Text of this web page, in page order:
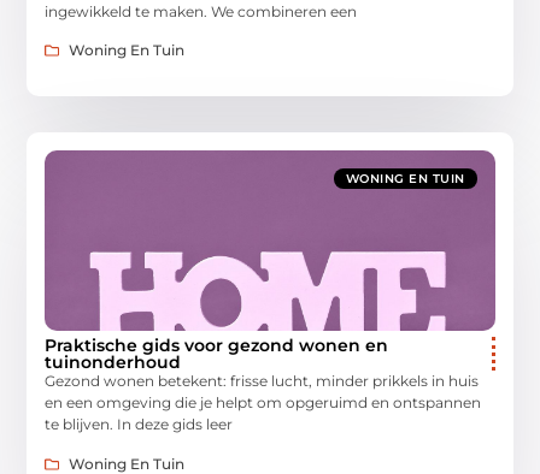
ingewikkeld te maken. We combineren een
Woning En Tuin
WONING EN TUIN
Praktische gids voor gezond wonen en
tuinonderhoud
Gezond wonen betekent: frisse lucht, minder prikkels in huis
en een omgeving die je helpt om opgeruimd en ontspannen
te blijven. In deze gids leer
Woning En Tuin